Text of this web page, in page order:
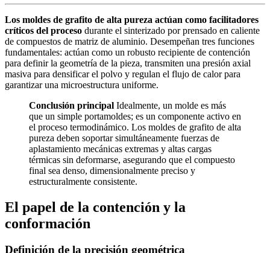
Los moldes de grafito de alta pureza actúan como facilitadores
críticos del proceso durante el sinterizado por prensado en caliente
de compuestos de matriz de aluminio. Desempeñan tres funciones
fundamentales: actúan como un robusto recipiente de contención
para definir la geometría de la pieza, transmiten una presión axial
masiva para densificar el polvo y regulan el flujo de calor para
garantizar una microestructura uniforme.
Conclusión principal Idealmente, un molde es más
que un simple portamoldes; es un componente activo en
el proceso termodinámico. Los moldes de grafito de alta
pureza deben soportar simultáneamente fuerzas de
aplastamiento mecánicas extremas y altas cargas
térmicas sin deformarse, asegurando que el compuesto
final sea denso, dimensionalmente preciso y
estructuralmente consistente.
El papel de la contención y la
conformación
Definición de la precisión geométrica